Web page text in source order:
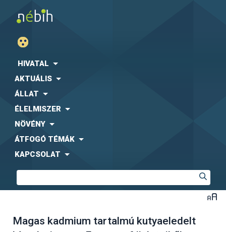
HIVATAL
AKTUÁLIS
ÁLLAT
ÉLELMISZER
NÖVÉNY
ÁTFOGÓ TÉMÁK
KAPCSOLAT
Magas kadmium tartalmú kutyaeledelt